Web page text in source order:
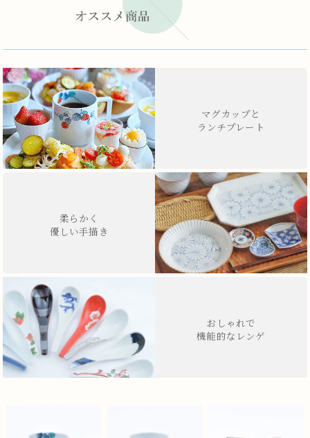
マグカップと
ランチプレート
柔らかく
優しい手描き
おしゃれで
機能的なレンゲ